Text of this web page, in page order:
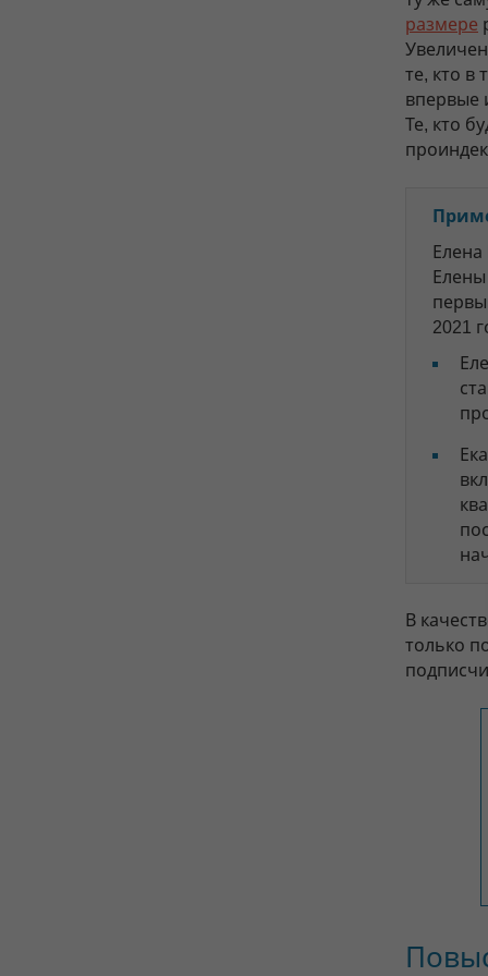
размере
те, кто в
впервые
Те, кто
2021
В
только